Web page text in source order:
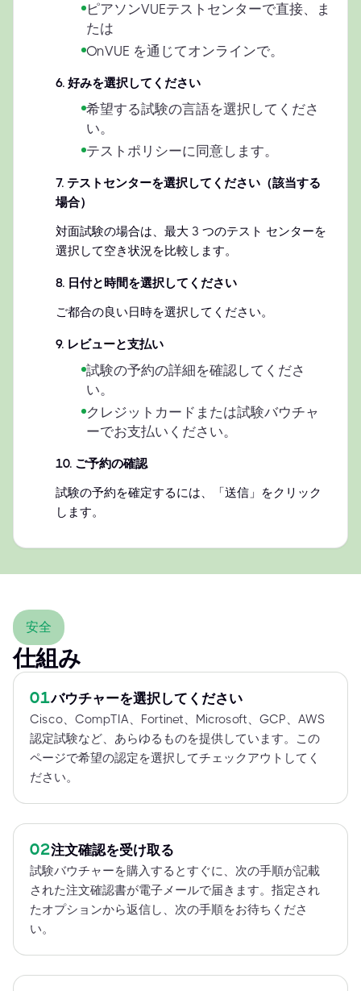
ピアソンVUEテストセンターで直接、ま
たは
OnVUE を通じてオンラインで。
6. 好みを選択してください
希望する試験の言語を選択してくださ
い。
テストポリシーに同意します。
7. テストセンターを選択してください（該当する
場合）
対面試験の場合は、最大 3 つのテスト センターを
選択して空き状況を比較します。
8. 日付と時間を選択してください
ご都合の良い日時を選択してください。
9. レビューと支払い
試験の予約の詳細を確認してくださ
い。
クレジットカードまたは試験バウチャ
ーでお支払いください。
10. ご予約の確認
試験の予約を確定するには、「送信」をクリック
します。
安全
仕組み
01バウチャーを選択してください
Cisco、CompTIA、Fortinet、Microsoft、GCP、AWS
認定試験など、あらゆるものを提供しています。この
ページで希望の認定を選択してチェックアウトしてく
ださい。
02注文確認を受け取る
試験バウチャーを購入するとすぐに、次の手順が記載
された注文確認書が電子メールで届きます。指定され
たオプションから返信し、次の手順をお待ちくださ
い。